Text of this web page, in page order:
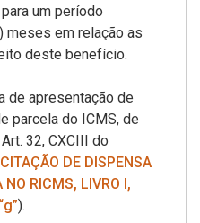
um período
meses em relação as
deste benefício.
de apresentação de
parcela do ICMS, de
32, CXCIII do
DE DISPENSA
NO RICMS, LIVRO I,
).